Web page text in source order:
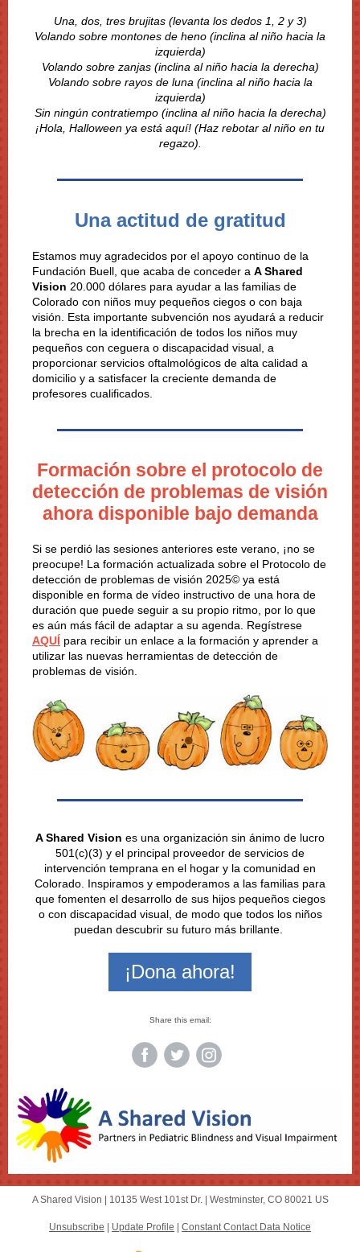
Una, dos, tres brujitas (levanta los dedos 1, 2 y 3)
Volando sobre montones de heno (inclina al niño hacia la
izquierda)
Volando sobre zanjas (inclina al niño hacia la derecha)
Volando sobre rayos de luna (inclina al niño hacia la
izquierda)
Sin ningún contratiempo (inclina al niño hacia la derecha)
¡Hola, Halloween ya está aquí! (Haz rebotar al niño en tu
regazo).
Una actitud de gratitud
Estamos muy agradecidos por el apoyo continuo de la
Fundación Buell, que acaba de conceder a A Shared
Vision 20.000 dólares para ayudar a las familias de
Colorado con niños muy pequeños ciegos o con baja
visión. Esta importante subvención nos ayudará a reducir
la brecha en la identificación de todos los niños muy
pequeños con ceguera o discapacidad visual, a
proporcionar servicios oftalmológicos de alta calidad a
domicilio y a satisfacer la creciente demanda de
profesores cualificados.
Formación sobre el protocolo de
detección de problemas de visión
ahora disponible bajo demanda
Si se perdió las sesiones anteriores este verano, ¡no se
preocupe! La formación actualizada sobre el Protocolo de
detección de problemas de visión 2025© ya está
disponible en forma de vídeo instructivo de una hora de
duración que puede seguir a su propio ritmo, por lo que
es aún más fácil de adaptar a su agenda. Regístrese
AQUÍ para recibir un enlace a la formación y aprender a
utilizar las nuevas herramientas de detección de
problemas de visión.
A Shared Vision es una organización sin ánimo de lucro
501(c)(3) y el principal proveedor de servicios de
intervención temprana en el hogar y la comunidad en
Colorado. Inspiramos y empoderamos a las familias para
que fomenten el desarrollo de sus hijos pequeños ciegos
o con discapacidad visual, de modo que todos los niños
puedan descubrir su futuro más brillante.
¡Dona ahora!
Share this email:
A Shared Vision | 10135 West 101st Dr.| Westminster, CO 80021 US
Unsubscribe Update Profile Constant Contact Data Notice